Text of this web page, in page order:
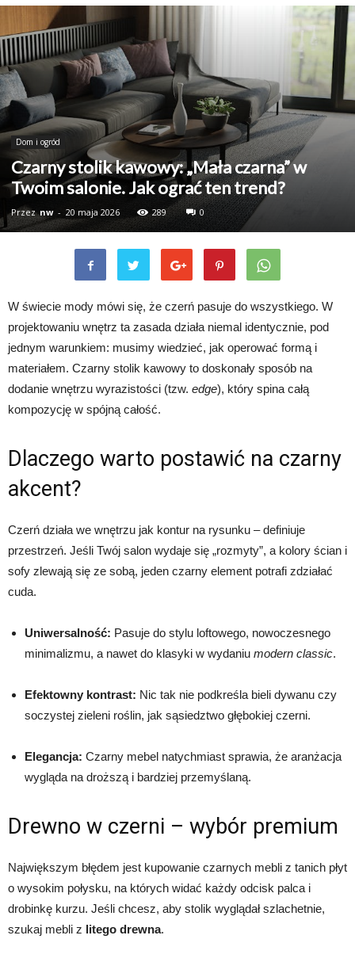
Dom i ogród
Czarny stolik kawowy: „Mała czarna” w
Twoim salonie. Jak ograć ten trend?
Przez nw - 20 maja 2026 289 0
W świecie mody mówi się, że czerń pasuje do wszystkiego. W
projektowaniu wnętrz ta zasada działa niemal identycznie, pod
jednym warunkiem: musimy wiedzieć, jak operować formą i
materiałem. Czarny stolik kawowy to doskonały sposób na
dodanie wnętrzu wyrazistości (tzw. edge), który spina całą
kompozycję w spójną całość.
Dlaczego warto postawić na czarny
akcent?
Czerń działa we wnętrzu jak kontur na rysunku – definiuje
przestrzeń. Jeśli Twój salon wydaje się „rozmyty”, a kolory ścian i
sofy zlewają się ze sobą, jeden czarny element potrafi zdziałać
cuda.
Uniwersalność: Pasuje do stylu loftowego, nowoczesnego
minimalizmu, a nawet do klasyki w wydaniu modern classic.
Efektowny kontrast: Nic tak nie podkreśla bieli dywanu czy
soczystej zieleni roślin, jak sąsiedztwo głębokiej czerni.
Elegancja: Czarny mebel natychmiast sprawia, że aranżacja
wygląda na droższą i bardziej przemyślaną.
Drewno w czerni – wybór premium
Największym błędem jest kupowanie czarnych mebli z tanich płyt
o wysokim połysku, na których widać każdy odcisk palca i
drobinkę kurzu. Jeśli chcesz, aby stolik wyglądał szlachetnie,
szukaj mebli z litego drewna.